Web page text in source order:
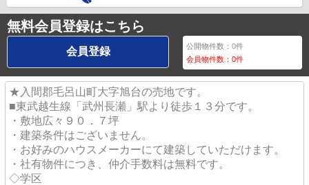
無料会員登録はこちら
会員登録 公開物件数：0件
会員物件数：0件
★入間郡毛呂山町大字旭台の売地です。
■東武越生線「武州長瀬」駅より徒歩１３分です。
・敷地広々９０．７坪
・建築条件はございません。
・お好みのハウスメーカーにて建築していただけます。
・社有物件につき、仲介手数料は無料です。
◇学区